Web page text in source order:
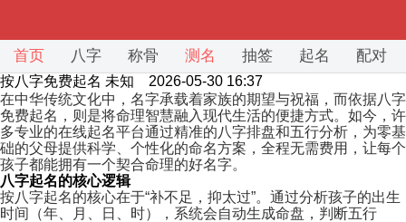
首页 八字 称骨 测名 抽签 起名 配对
按八字免费起名 未知 2026-05-30 16:37
在中华传统文化中，名字承载着家族的期望与祝福，而依据八字
免费起名，则是将命理智慧融入现代生活的便捷方式。如今，许
多专业的在线起名平台通过精准的八字排盘和五行分析，为零基
础的父母提供科学、个性化的命名方案，全程无需费用，让每个
孩子都能拥有一个契合命理的好名字。
八字起名的核心逻辑
按八字起名的核心在于“补不足，抑太过”。通过分析孩子的出生
时间（年、月、日、时），系统会自动生成命盘，判断五行